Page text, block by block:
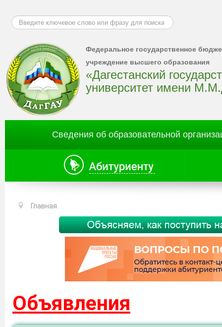
Искать...
Федеральное государственное
учреждение высшего образования
«Дагестанский
университет имени
Сведения об образовательной
Главная
Объявления